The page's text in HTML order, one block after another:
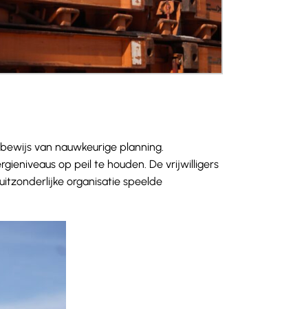
van nauwkeurige planning.
op peil te houden. De vrijwilligers
organisatie speelde